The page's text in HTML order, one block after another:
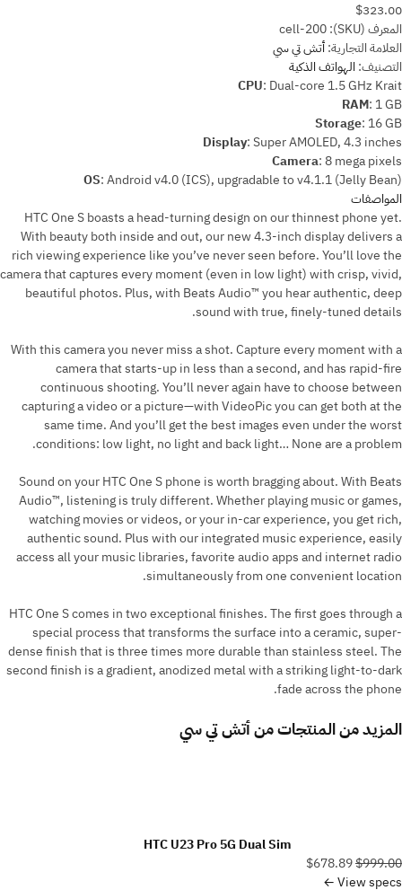
$323.00
المعرف (SKU):
cell-200
العلامة التجارية:أتش تي سي
التصنيف: الهواتف الذكية
CPU: Dual-core 1.5 GHz Krait
RAM: 1 GB
Storage: 16 GB
Display:Super AMOLED, 4.3 inches
Camera: 8 mega pixels
OS:Android v4.0 (ICS), upgradable to v4.1.1 (Jelly Bean)
المواصفات
HTC One S boasts a head-turning design on our thinnest phone yet.
With beauty both inside and out, our new 4.3-inch display delivers a
rich viewing experience like you’ve never seen before. You’ll love the
camera that captures every moment (even in low light) with crisp, vivid,
beautiful photos. Plus, with Beats Audio™ you hear authentic, deep
sound with true, finely-tuned details.
With this camera you never miss a shot. Capture every moment with a
camera that starts-up in less than a second, and has rapid-fire
continuous shooting. You’ll never again have to choose between
capturing a video or a picture—with VideoPic you can get both at the
same time. And you’ll get the best images even under the worst
conditions: low light, no light and back light… None are a problem.
Sound on your HTC One S phone is worth bragging about. With Beats
Audio™, listening is truly different. Whether playing music or games,
watching movies or videos, or your in-car experience, you get rich,
authentic sound. Plus with our integrated music experience, easily
access all your music libraries, favorite audio apps and internet radio
simultaneously from one convenient location.
HTC One S comes in two exceptional finishes. The first goes through a
special process that transforms the surface into a ceramic, super-
dense finish that is three times more durable than stainless steel. The
second finish is a gradient, anodized metal with a striking light-to-dark
fade across the phone.
المزيد من المنتجات منأتش تي سي
HTC U23 Pro 5G Dual Sim
$999.00
View specs ←